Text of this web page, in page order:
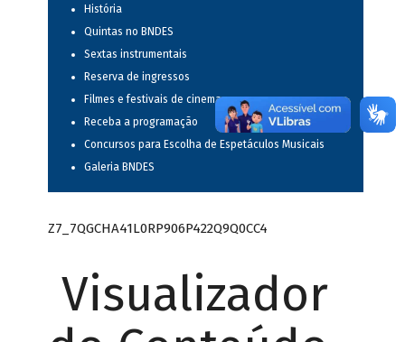
História
Quintas no BNDES
Sextas instrumentais
Reserva de ingressos
Filmes e festivais de cinema
Receba a programação
Concursos para Escolha de Espetáculos Musicais
Galeria BNDES
Z7_7QGCHA41L0RP906P422Q9Q0CC4
Visualizador